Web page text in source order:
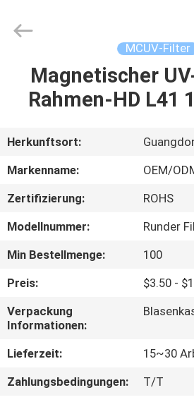
HAUS
ÜBER
UNS
FABRIK-
AUSFLUG
TRETEN
SIE
Ltd..
MCUV-Filter
Magnetischer
Rahmen-HD L41
Herkunftsort:
Markenname:
OEM/
Zertifizierung:
ROHS
Modellnummer:
Runder
Min Bestellmenge:
100
Preis:
$3.50 -
Verpackung
Informationen:
Lieferzeit:
15~30
Zahlungsbedingungen:
T/T